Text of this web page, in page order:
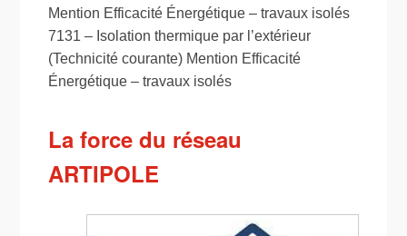
Mention Efficacité Énergétique – travaux isolés
7131 – Isolation thermique par l’extérieur
(Technicité courante) Mention Efficacité
Énergétique – travaux isolés
La force du réseau
ARTIPOLE